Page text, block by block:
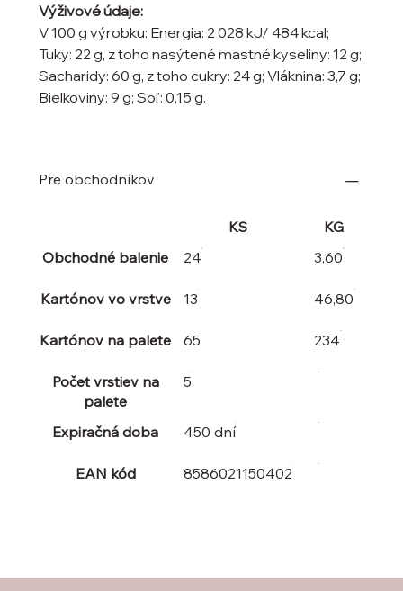
Výživové údaje:
V 100 g výrobku: Energia: 2 028 kJ/ 484 kcal;
Tuky: 22 g, z toho nasýtené mastné kyseliny: 12 g;
Sacharidy: 60 g, z toho cukry: 24 g; Vláknina: 3,7 g;
Bielkoviny: 9 g; Soľ: 0,15 g.
Pre obchodníkov
KS
KG
Obchodné balenie
24 3,60
Kartónov vo vrstve 13 46,80
Kartónov na palete 65 234
Počet vrstiev na
palete
5
Expiračná doba 450 dní
EAN kód 8586021150402